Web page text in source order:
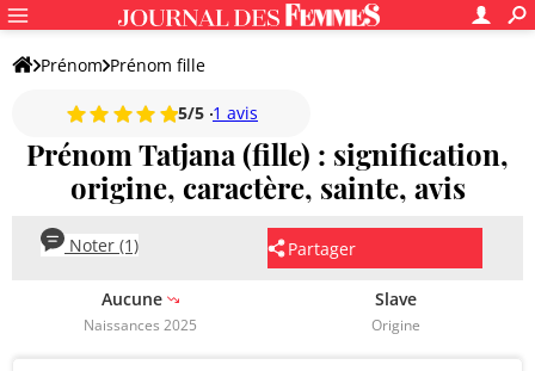
Prénom Prénom fille
5/5 1 avis
Prénom Tatjana (fille) : signification,
origine, caractère, sainte, avis
Partager
Noter (1)
Aucune
Naissances 2025
Slave
Origine